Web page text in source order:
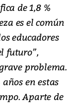
de 1,8 %
es el común
educadores
futuro”,
problema.
en estas
Aparte de